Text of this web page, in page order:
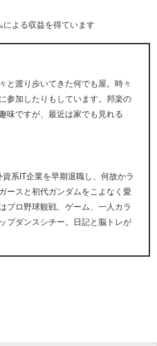
よる収益を得ています
と渡り歩いてきた何でも屋。時々
参加したりもしています。邦楽の
味ですが、最近は家でも見れる
系IT企業を早期退職し、何故かラ
ースと初代ガンダムをこよなく愛
プロ野球観戦、ゲーム、一人カラ
プダンスシチー。日記と脳トレが